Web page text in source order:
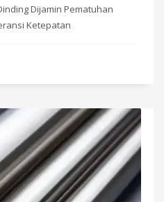
Dijamin Pematuhan
Ketepatan